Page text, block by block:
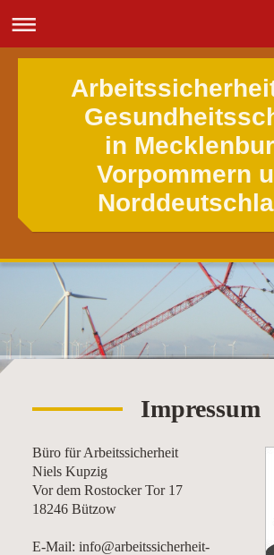
in
Vorpommern
Impressum
Büro für Arbeitssicherheit
Niels Kupzig
Vor dem Rostocker Tor 17
18246 Bützow
E-Mail: info@arbeitssicherheit-